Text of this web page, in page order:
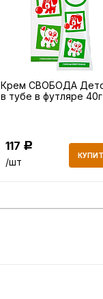
Крем СВОБОДА
в тубе в футляре 40г
117 Р
/шт